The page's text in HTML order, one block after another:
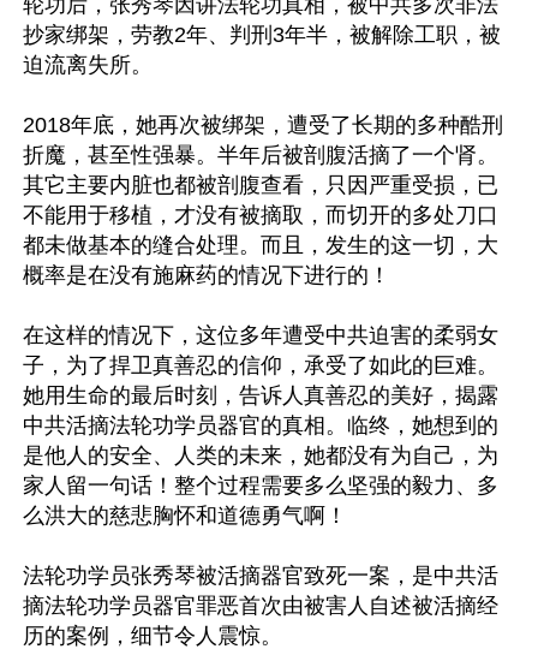
轮功后，张秀琴因讲法轮功真相，被中共多次非法
抄家绑架，劳教2年、判刑3年半，被解除工职，被
迫流离失所。
2018年底，她再次被绑架，遭受了长期的多种酷刑
折魔，甚至性强暴。半年后被剖腹活摘了一个肾。
其它主要内脏也都被剖腹查看，只因严重受损，已
不能用于移植，才没有被摘取，而切开的多处刀口
都未做基本的缝合处理。而且，发生的这一切，大
概率是在没有施麻药的情况下进行的！
在这样的情况下，这位多年遭受中共迫害的柔弱女
子，为了捍卫真善忍的信仰，承受了如此的巨难。
她用生命的最后时刻，告诉人真善忍的美好，揭露
中共活摘法轮功学员器官的真相。临终，她想到的
是他人的安全、人类的未来，她都没有为自己，为
家人留一句话！整个过程需要多么坚强的毅力、多
么洪大的慈悲胸怀和道德勇气啊！
法轮功学员张秀琴被活摘器官致死一案，是中共活
摘法轮功学员器官罪恶首次由被害人自述被活摘经
历的案例，细节令人震惊。